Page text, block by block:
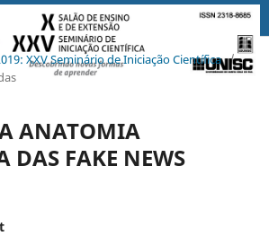
XXV Seminário de Iniciação Científica /
ANATOMIA
DAS FAKE NEWS